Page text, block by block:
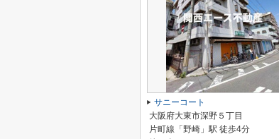
サニーコート
大阪府大東市深野５丁目
片町線「野崎」駅 徒歩4分